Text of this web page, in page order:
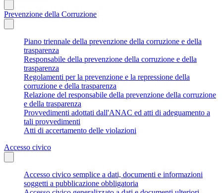
Prevenzione della Corruzione
Piano triennale della prevenzione della corruzione e della
trasparenza
Responsabile della prevenzione della corruzione e della
trasparenza
Regolamenti per la prevenzione e la repressione della
corruzione e della trasparenza
Relazione del responsabile della prevenzione della corruzione
e della trasparenza
Provvedimenti adottati dall'ANAC ed atti di adeguamento a
tali provvedimenti
Atti di accertamento delle violazioni
Accesso civico
Accesso civico semplice a dati, documenti e informazioni
soggetti a pubblicazione obbligatoria